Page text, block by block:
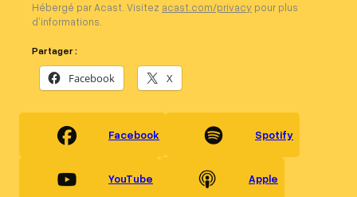
Hébergé par Acast. Visitez acast.com/privacy pour plus
d’informations.
Partager :
Facebook X
Facebook Spotify
YouTube Apple